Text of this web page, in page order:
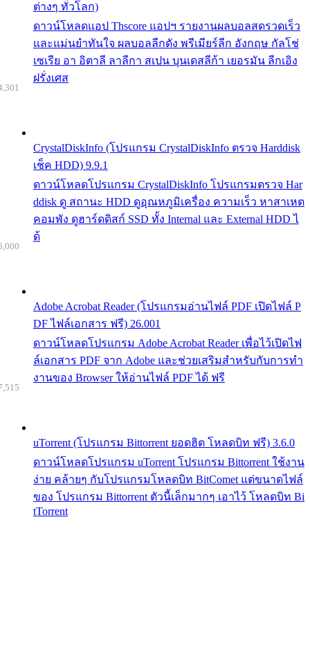
ต่างๆ ทั่วโลก)
ดาวน์โหลดแอป Thscore แอปฯ รายงานผลบอลสดรวดเร็ว
และแม่นยำทันใจ ผลบอลลีกดัง พรีเมียร์ลีก อังกฤษ กัลโช่
เซเรีย อา อิตาลี ลาลีกา สเปน บุนเดสลีก้า เยอรมัน ลีกเอิง
ฝรั่งเศส
CrystalDiskInfo (โปรแกรม CrystalDiskInfo ตรวจ Harddisk
เช็ค HDD) 9.9.1
ดาวน์โหลดโปรแกรม CrystalDiskInfo โปรแกรมตรวจ Har
ddisk ดู สถานะ HDD ดูอุณหภูมิเครื่อง ความเร็ว หาสาเหต
คอมพัง ดูฮาร์ดดิสก์ SSD ทั้ง Internal และ External HDD ไ
ด้
Adobe Acrobat Reader (โปรแกรมอ่านไฟล์ PDF เปิดไฟล์ P
DF ไฟล์เอกสาร ฟรี) 26.001
ดาวน์โหลดโปรแกรม Adobe Acrobat Reader เพื่อไว้เปิดไฟ
ล์เอกสาร PDF จาก Adobe และช่วยเสริมสำหรับกับการทำ
งานของ Browser ให้อ่านไฟล์ PDF ได้ ฟรี
uTorrent (โปรแกรม Bittorrent ยอดฮิต โหลดบิท ฟรี) 3.6.0
ดาวน์โหลดโปรแกรม uTorrent โปรแกรม Bittorrent ใช้งาน
ง่าย คล้ายๆ กับโปรแกรมโหลดบิท BitComet แต่ขนาดไฟล์
ของ โปรแกรม Bittorrent ตัวนี้เล็กมากๆ เอาไว้ โหลดบิท Bi
tTorrent